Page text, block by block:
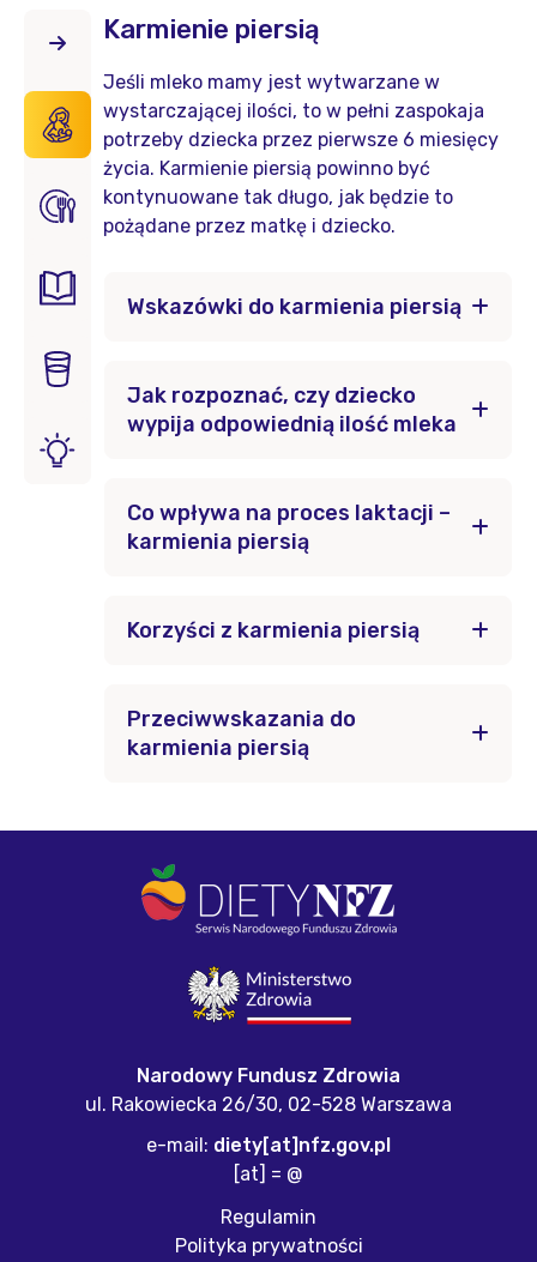
Karmienie piersią
Jeśli mleko mamy jest wytwarzane w
wystarczającej ilości, to w pełni zaspokaja
potrzeby dziecka przez pierwsze 6 miesięcy
życia. Karmienie piersią powinno być
kontynuowane tak długo, jak będzie to
pożądane przez matkę i dziecko.
Wskazówki do karmienia piersią
Jak rozpoznać, czy dziecko
wypija odpowiednią ilość mleka
Co wpływa na proces laktacji –
karmienia piersią
Korzyści z karmienia piersią
Przeciwwskazania do
karmienia piersią
Narodowy Fundusz Zdrowia
ul. Rakowiecka 26/30, 02-528 Warszawa
e-mail: diety[at]nfz.gov.pl
[at] = @
Regulamin
Polityka prywatności